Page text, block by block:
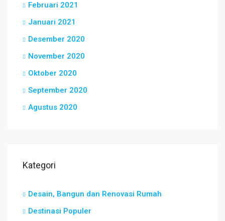
Februari 2021
Januari 2021
Desember 2020
November 2020
Oktober 2020
September 2020
Agustus 2020
Kategori
Desain, Bangun dan Renovasi Rumah
Destinasi Populer